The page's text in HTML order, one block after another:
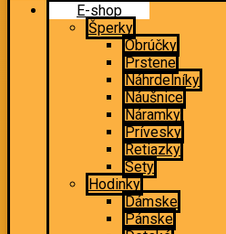
E-shop
Šperky
Obrúčky
Prstene
Náhrdelníky
Náušnice
Náramky
Prívesky
Retiazky
Sety
Hodinky
Dámske
Pánske